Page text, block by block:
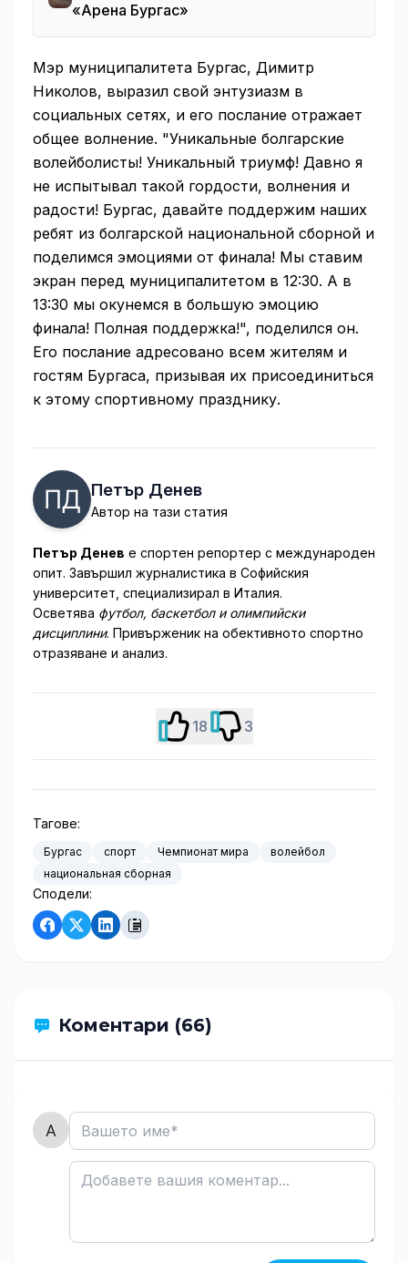
«Арена Бургас»
Мэр муниципалитета Бургас, Димитр
Николов, выразил свой энтузиазм в
социальных сетях, и его послание отражает
общее волнение. "Уникальные болгарские
волейболисты! Уникальный триумф! Давно я
не испытывал такой гордости, волнения и
радости! Бургас, давайте поддержим наших
ребят из болгарской национальной сборной и
поделимся эмоциями от финала! Мы ставим
экран перед муниципалитетом в 12:30. А в
13:30 мы окунемся в большую эмоцию
финала! Полная поддержка!", поделился он.
Его послание адресовано всем жителям и
гостям Бургаса, призывая их присоединиться
к этому спортивному празднику.
Петър Денев
Автор на тази статия
Петър Денев е спортен репортер с международен
опит. Завършил журналистика в Софийския
университет, специализирал в Италия.
Осветява футбол, баскетбол и олимпийски
дисциплини. Привърженик на обективното спортно
отразяване и анализ.
18 3
Тагове:
Бургас спорт Чемпионат мира
волейбол
национальная сборная
Сподели:
Коментари (66)